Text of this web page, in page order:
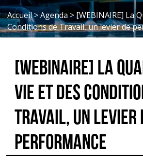
Accueil>Agenda>[WEBINAIRE] La
Conditions de Travail, un levier de
[WEBINAIRE] La
Vie et des
Travail, un levier
performance